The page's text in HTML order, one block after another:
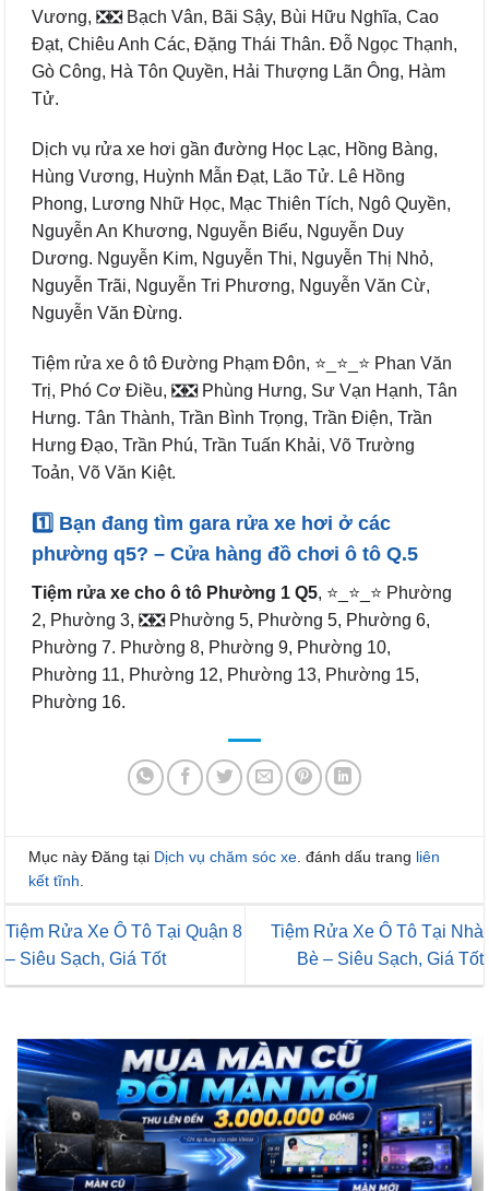
Vương, ❎❎ Bạch Vân, Bãi Sậy, Bùi Hữu Nghĩa, Cao
Đạt, Chiêu Anh Các, Đặng Thái Thân. Đỗ Ngọc Thạnh,
Gò Công, Hà Tôn Quyền, Hải Thượng Lãn Ông, Hàm
Tử.
Dịch vụ rửa xe hơi gần đường Học Lạc, Hồng Bàng,
Hùng Vương, Huỳnh Mẫn Đạt, Lão Tử. Lê Hồng
Phong, Lương Nhữ Học, Mạc Thiên Tích, Ngô Quyền,
Nguyễn An Khương, Nguyễn Biểu, Nguyễn Duy
Dương. Nguyễn Kim, Nguyễn Thi, Nguyễn Thị Nhỏ,
Nguyễn Trãi, Nguyễn Tri Phương, Nguyễn Văn Cừ,
Nguyễn Văn Đừng.
Tiệm rửa xe ô tô Đường Phạm Đôn, ⭐_⭐_⭐ Phan Văn
Trị, Phó Cơ Điều, ❎❎ Phùng Hưng, Sư Vạn Hạnh, Tân
Hưng. Tân Thành, Trần Bình Trọng, Trần Điện, Trần
Hưng Đạo, Trần Phú, Trần Tuấn Khải, Võ Trường
Toản, Võ Văn Kiệt.
1️⃣ Bạn đang tìm gara rửa xe hơi ở các
phường q5? – Cửa hàng đồ chơi ô tô Q.5
Tiệm rửa xe cho ô tô Phường 1 Q5, ⭐_⭐_⭐ Phường
2, Phường 3, ❎❎ Phường 5, Phường 5, Phường 6,
Phường 7. Phường 8, Phường 9, Phường 10,
Phường 11, Phường 12, Phường 13, Phường 15,
Phường 16.
Mục này Đăng tại Dịch vụ chăm sóc xe. đánh dấu trang liên
kết tĩnh.
Tiệm Rửa Xe Ô Tô Tại Quận 8
– Siêu Sạch, Giá Tốt
Tiệm Rửa Xe Ô Tô Tại Nhà
Bè – Siêu Sạch, Giá Tốt